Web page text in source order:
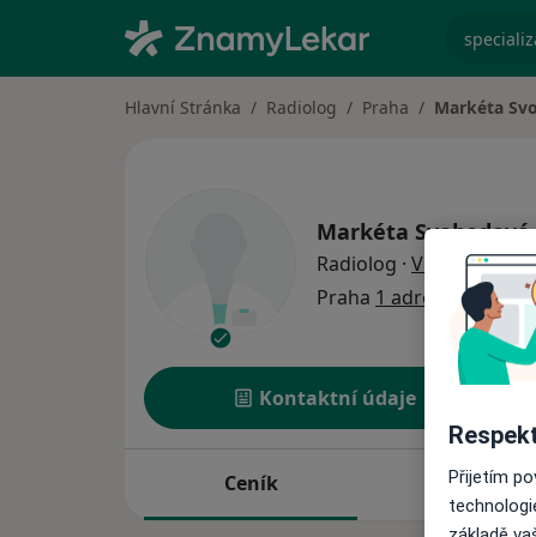
Hlavní Stránka Radiolog Praha Markéta
Markéta Svobodová
Radiolog · Více
o
Praha 1 adresa
Kontaktní údaje
Ceník Adresy
Přijetím